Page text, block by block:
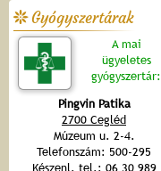
Gyógyszertárak
A mai
ügyeletes
gyógyszertár:
Pingvin Patika
2700 Cegléd
Múzeum u. 2-4.
Telefonszám: 500-295
Készenl. tel.: 06 30 989